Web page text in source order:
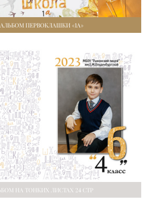
АЛЬБОМ ПЕРВОКЛАШКИ «1А»
НА ТОНКИХ ЛИСТАХ 24 СТР